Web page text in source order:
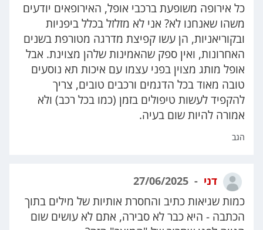
כל אירופה משופעת ברכבי אופל, האירופאים יודעים
משהו שאנחנו לא? אני לא מזלזל בכלל ביפניות
ובקוריאניות, הן עשו קפיצת מדרגה מטורפת בשנים
האחרונות, ואין ספק שהאמינות שלהן מצוינת. אבל
אופל מותג מצוין בפני עצמו עם איכות תא נוסעים
טובה מאוד בכל הדגמים ורכבים טובים, צריך
להקפיד לעשות טיפולים בזמן (כמו בכל רכב) ולא
אמורה להיות שום בעיה.
הגב
דני
כמות שגיאות כתיב והחסרת אותיות של מילים בתוך
הכתבה - היא כבר לא סבירה, אתם לא עושים שום